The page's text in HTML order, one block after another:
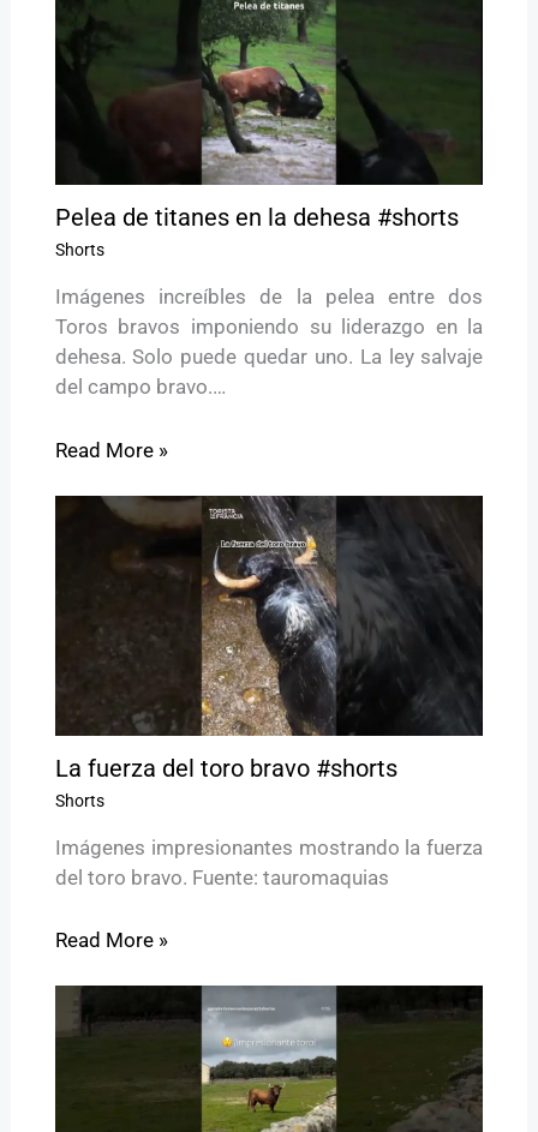
Pelea de titanes en la dehesa #shorts
Shorts
Imágenes increíbles de la pelea entre dos
Toros bravos imponiendo su liderazgo en la
dehesa. Solo puede quedar uno. La ley salvaje
del campo bravo.…
Read More »
La fuerza del toro bravo #shorts
Shorts
Imágenes impresionantes mostrando la fuerza
del toro bravo. Fuente: tauromaquias
Read More »